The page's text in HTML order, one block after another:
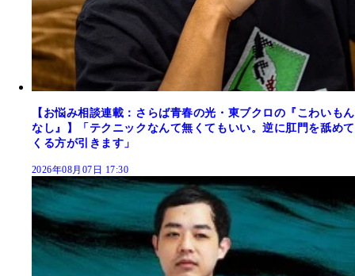
【お悩み相談連載：さらば青春の光・東ブクロの『こわいもん
なし』】「テクニックなんて無くてもいい。逆に肛門を舐めて
くる方が引きます」
2026年08月07日 17:30